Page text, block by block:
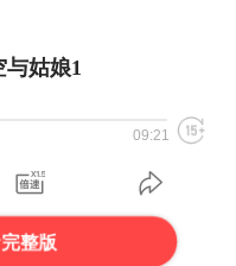
与姑娘1
09:21
整版